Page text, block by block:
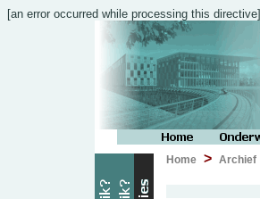
[an error occurred while processing this directive]
Home > Archief